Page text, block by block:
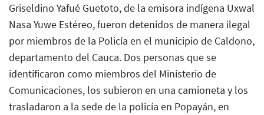
Griseldino Yafué Guetoto, de la emisora indígena Uxwal
Nasa Yuwe Estéreo, fueron detenidos de manera ilegal
por miembros de la Policía en el municipio de Caldono,
departamento del Cauca. Dos personas que se
identificaron como miembros del Ministerio de
Comunicaciones, los subieron en una camioneta y los
trasladaron a la sede de la policía en Popayán, en